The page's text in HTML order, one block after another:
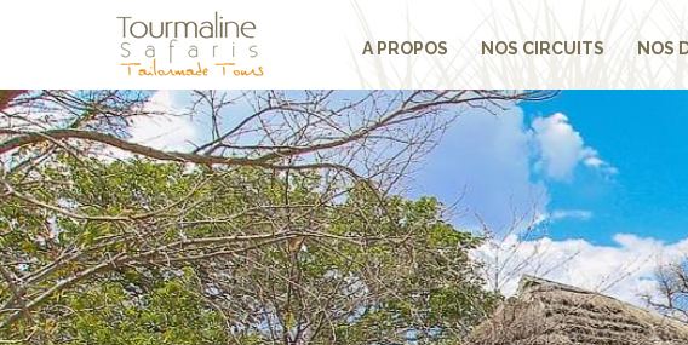
A PROPOS NOS CIRCUITS NOS